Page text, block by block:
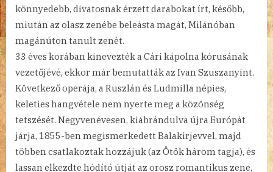
könnyedebb, divatosnak érzett darabokat írt, később,
miután az olasz zenébe beleásta magát, Milánóban
magánúton tanult zenét.
33 éves korában kinevezték a Cári kápolna kórusának
vezetőjévé, ekkor már bemutatták az Ivan Szuszanyint.
Következő operája, a Ruszlán és Ludmilla népies,
keleties hangvétele nem nyerte meg a közönség
tetszését. Negyvenévesen, kiábrándulva újra Európát
járja, 1855-ben megismerkedett Balakirjevvel, majd
többen csatlakoztak hozzájuk (az Ötök három tagja), és
lassan elkezdte hódító útját az orosz romantikus zene,